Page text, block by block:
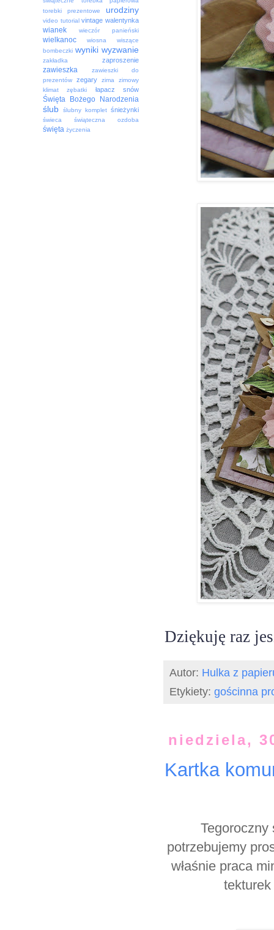
Dziękuję raz
Autor: Hulka z
Etykiety: gościnna
niedziela,
Kartka
potrzebujemy
właśnie praca
torebki prezentowe
urodziny
video tutorial vintage walentynka
wianek wieczór panieński
wielkanoc wiosna
wiszące
bombeczki wyniki wyzwanie
zakładka zaproszenie
zawieszka
zawieszki do
prezentów
zegary zima
zimowy
klimat
zębatki łapacz snów
Święta Bożego Narodzenia
ślub ślubny komplet śnieżynki
świeca świąteczna ozdoba
święta życzenia